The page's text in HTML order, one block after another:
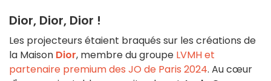
Dior, Dior, Dior !
Les projecteurs étaient braqués sur les créations de
la Maison Dior, membre du groupe LVMH et
partenaire premium des JO de Paris 2024. Au cœur